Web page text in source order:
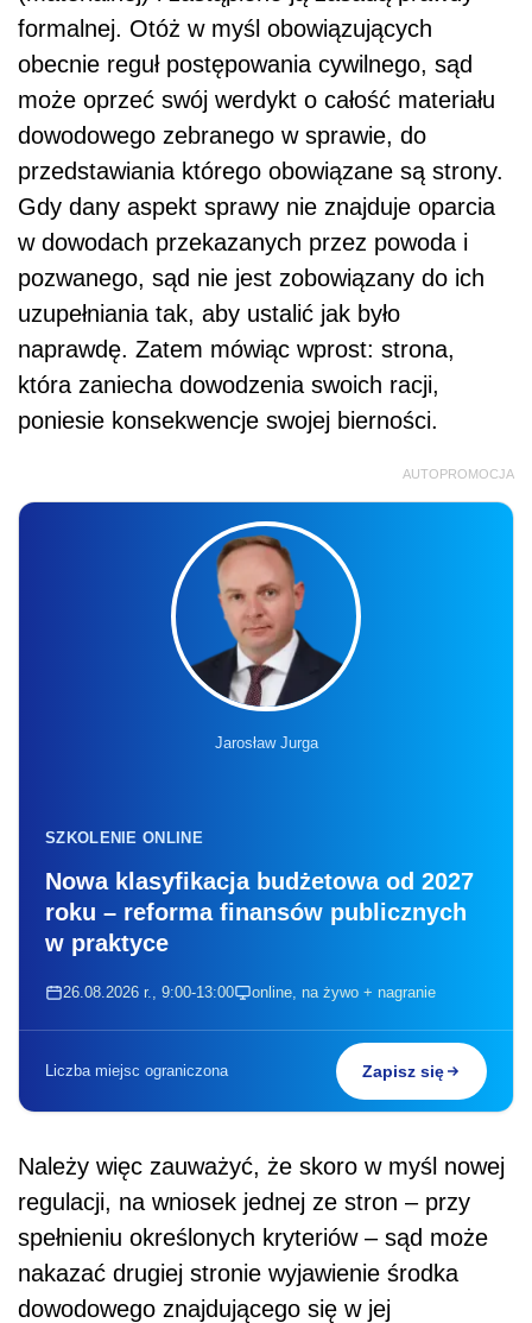
formalnej. Otóż w myśl obowiązujących
obecnie reguł postępowania cywilnego, sąd
może oprzeć swój werdykt o całość materiału
dowodowego zebranego w sprawie, do
przedstawiania którego obowiązane są strony.
Gdy dany aspekt sprawy nie znajduje oparcia
w dowodach przekazanych przez powoda i
pozwanego, sąd nie jest zobowiązany do ich
uzupełniania tak, aby ustalić jak było
naprawdę. Zatem mówiąc wprost: strona,
która zaniecha dowodzenia swoich racji,
poniesie konsekwencje swojej bierności.
AUTOPROMOCJA
Jarosław Jurga
SZKOLENIE ONLINE
Nowa klasyfikacja budżetowa od 2027
roku – reforma finansów publicznych
w praktyce
26.08.2026 r., 9:00-13:00 online, na żywo + nagranie
Liczba miejsc ograniczona Zapisz się
Należy więc zauważyć, że skoro w myśl nowej
regulacji, na wniosek jednej ze stron – przy
spełnieniu określonych kryteriów – sąd może
nakazać drugiej stronie wyjawienie środka
dowodowego znajdującego się w jej